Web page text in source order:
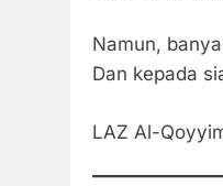
Namun,
Dan kepada
LAZ Al-